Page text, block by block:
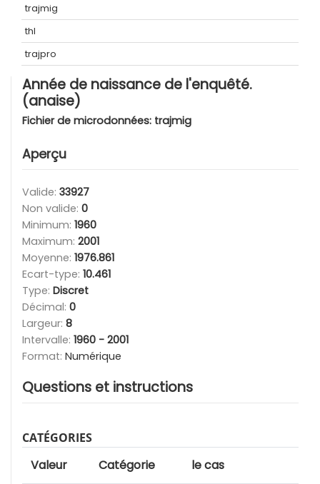
trajmig
thl
trajpro
Année de naissance de l'enquêté.
(anaise)
Fichier de microdonnées: trajmig
Aperçu
Valide: 33927
Non valide: 0
Minimum: 1960
Maximum: 2001
Moyenne: 1976.861
Ecart-type: 10.461
Type: Discret
Décimal: 0
Largeur: 8
Intervalle: 1960 - 2001
Format: Numérique
Questions et instructions
CATÉGORIES
Valeur Catégorie le cas